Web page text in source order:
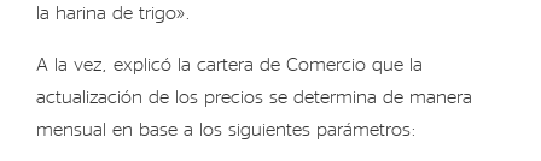
la harina de trigo».
A la vez, explicó la cartera de Comercio que la
actualización de los precios se determina de manera
mensual en base a los siguientes parámetros: